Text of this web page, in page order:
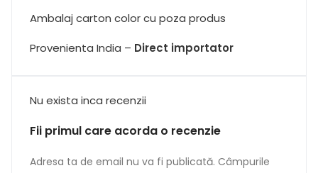
Ambalaj carton color cu poza produs
Provenienta India – Direct importator
Nu exista inca recenzii
Fii primul care acorda o recenzie
Adresa ta de email nu va fi publicată. Câmpurile